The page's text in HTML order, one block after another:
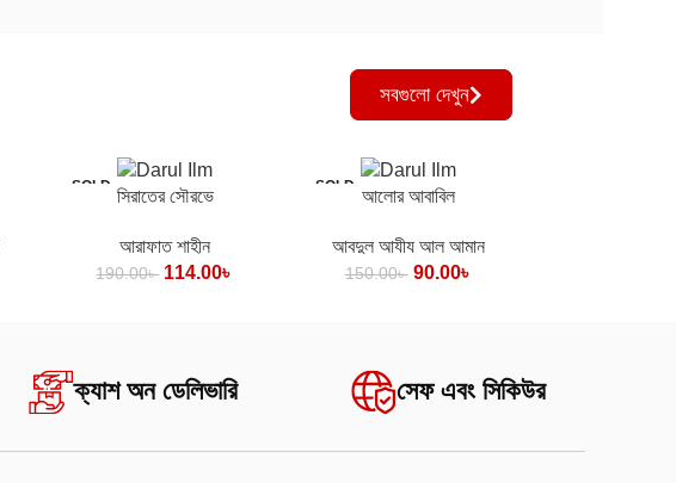
সবগুলো দেখুন
SOLD
কার্টে যোগ করুনসিরাতের সৌরভে
আরাফাত শাহীন
190.00৳ 114.00৳
SOLD
কার্টে যোগ করুনআলোর আবাবিল
আবদুল আযীয আল আমান
150.00৳ 90.00৳
ক্যাশ অন ডেলিভারি সেফ এবং সিকিউর